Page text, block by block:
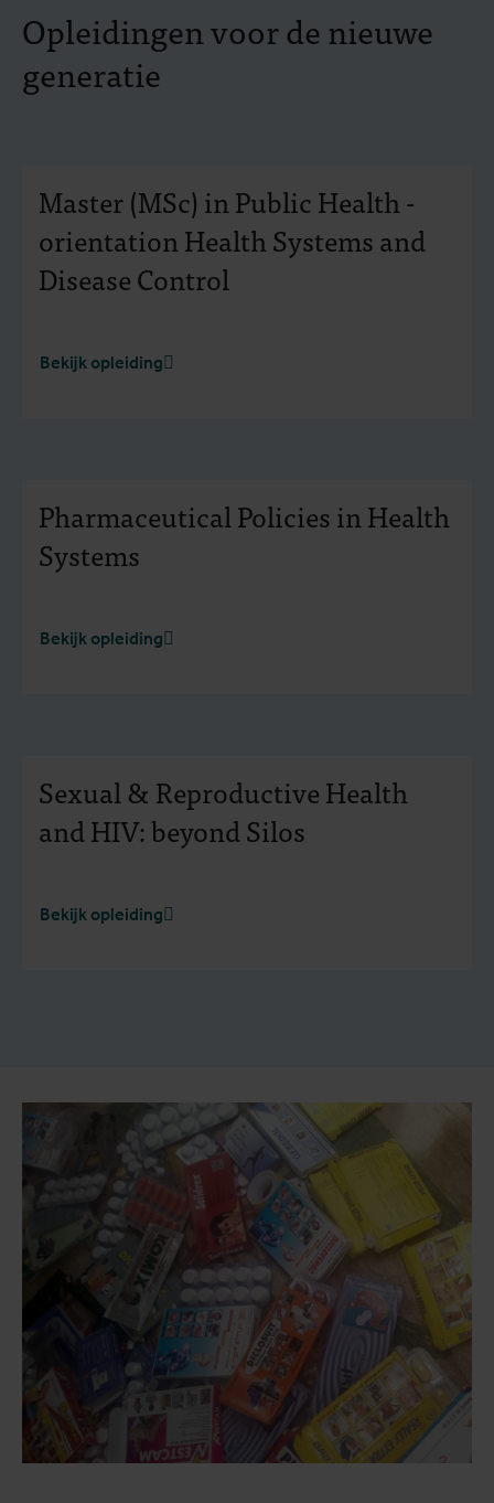
Opleidingen voor de nieuwe
generatie
Master (MSc) in Public Health -
orientation Health Systems and
Disease Control
Bekijk opleiding
Pharmaceutical Policies in Health
Systems
Bekijk opleiding
Sexual & Reproductive Health
and HIV: beyond Silos
Bekijk opleiding